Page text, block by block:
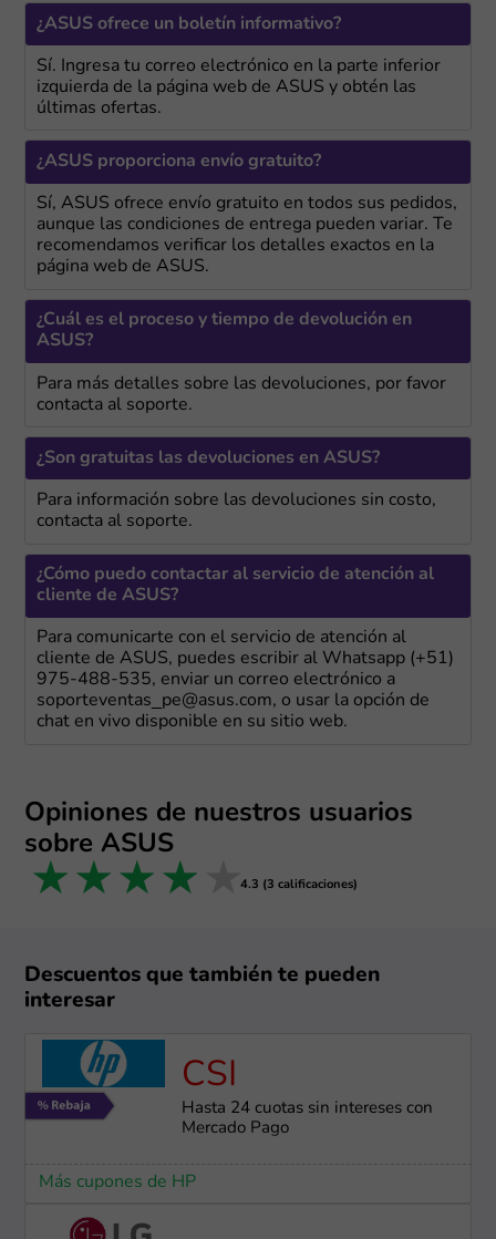
¿ASUS ofrece un boletín informativo?
Sí. Ingresa tu correo electrónico en la parte inferior
izquierda de la página web de ASUS y obtén las
últimas ofertas.
¿ASUS proporciona envío gratuito?
Sí, ASUS ofrece envío gratuito en todos sus pedidos,
aunque las condiciones de entrega pueden variar. Te
recomendamos verificar los detalles exactos en la
página web de ASUS.
¿Cuál es el proceso y tiempo de devolución en
ASUS?
Para más detalles sobre las devoluciones, por favor
contacta al soporte.
¿Son gratuitas las devoluciones en ASUS?
Para información sobre las devoluciones sin costo,
contacta al soporte.
¿Cómo puedo contactar al servicio de atención al
cliente de ASUS?
Para comunicarte con el servicio de atención al
cliente de ASUS, puedes escribir al Whatsapp (+51)
975-488-535, enviar un correo electrónico a
soporteventas_pe@asus.com, o usar la opción de
chat en vivo disponible en su sitio web.
Opiniones de nuestros usuarios
sobre ASUS
5 stars
4 stars
3 stars
2 stars
1 star 4.3 (3 calificaciones)
Descuentos que también te pueden
interesar
CSI
Hasta 24 cuotas sin intereses con
Mercado Pago
Más cupones de HP